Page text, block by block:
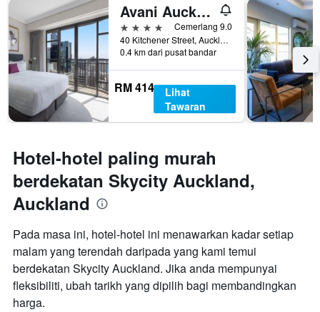
Avani Auckland Metropolis Residences
4 bintang
Cemerlang 9.0
40 Kitchener Street, Auckland, New Zealand
0.4 km dari pusat bandar
RM 414
Lihat
Tawaran
Hotel-hotel paling murah
berdekatan Skycity Auckland,
Auckland
Pada masa ini, hotel-hotel ini menawarkan kadar setiap
malam yang terendah daripada yang kami temui
berdekatan Skycity Auckland. Jika anda mempunyai
fleksibiliti, ubah tarikh yang dipilih bagi membandingkan
harga.